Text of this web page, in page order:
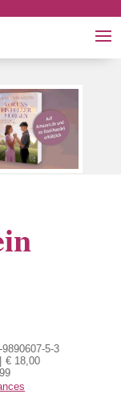
9890607-5-3
€ 18,00